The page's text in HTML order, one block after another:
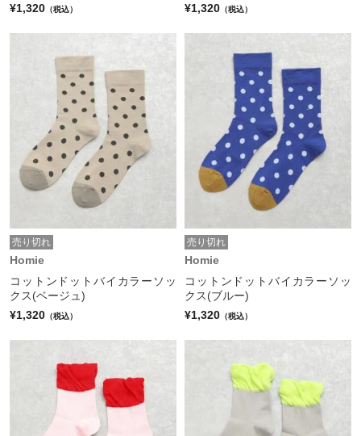
¥1,320 （税込）
¥1,320 （税込）
売り切れ
Homie
コットンドットバイカラーソッ
クス(ベージュ)
¥1,320 （税込）
売り切れ
Homie
コットンドットバイカラーソッ
クス(ブルー)
¥1,320 （税込）